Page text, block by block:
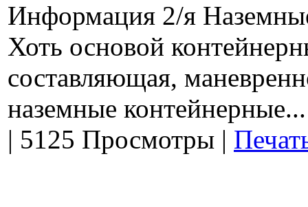
Информация 2/я
Хоть основой
составляющая,
наземные контейнерные...
| 5125 Просмотры |